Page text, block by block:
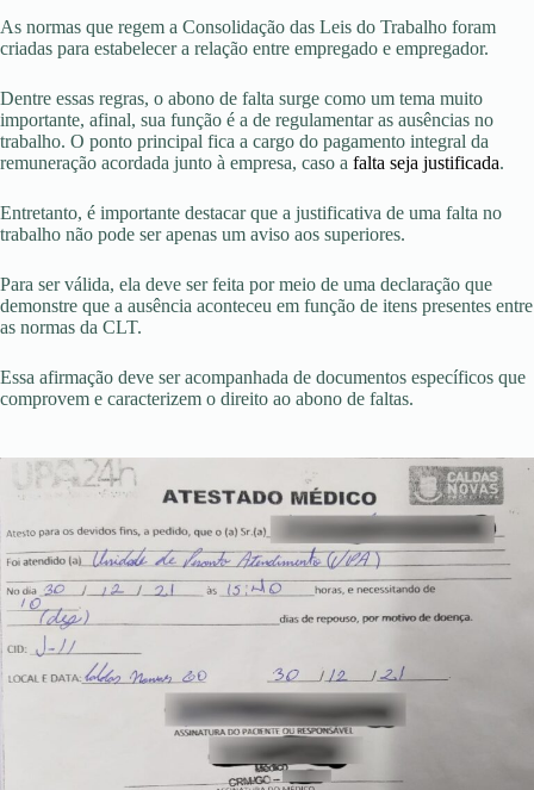
As normas que regem a Consolidação das Leis do Trabalho foram
criadas para estabelecer a relação entre empregado e empregador.
Dentre essas regras, o abono de falta surge como um tema muito
importante, afinal, sua função é a de regulamentar as ausências no
trabalho. O ponto principal fica a cargo do pagamento integral da
remuneração acordada junto à empresa, caso a falta seja justificada.
Entretanto, é importante destacar que a justificativa de uma falta no
trabalho não pode ser apenas um aviso aos superiores.
Para ser válida, ela deve ser feita por meio de uma declaração que
demonstre que a ausência aconteceu em função de itens presentes entre
as normas da CLT.
Essa afirmação deve ser acompanhada de documentos específicos que
comprovem e caracterizem o direito ao abono de faltas.